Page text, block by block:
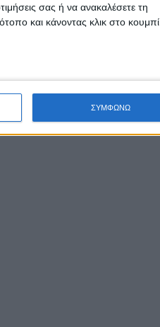
σας ή να ανακαλέσετε τη
και κάνοντας κλικ στο κουμπί
ΣΥΜΦΩΝΩ